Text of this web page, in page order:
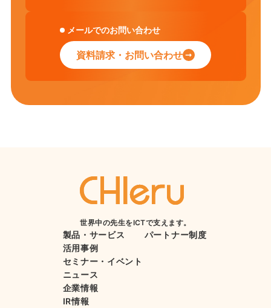
メールでのお問い合わせ
資料請求・お問い合わせ
世界中の先生をICTで支えます。
製品・サービス
活用事例
セミナー・イベント
ニュース
企業情報
IR情報
パートナー制度